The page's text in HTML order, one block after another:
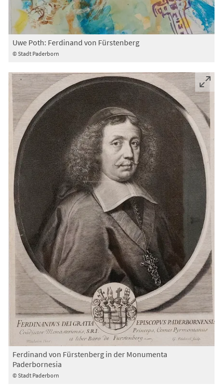
© Stadt Paderborn
Uwe Poth: Ferdinand von Fürstenberg
© Stadt Paderborn
Ferdinand von Fürstenberg in der Monumenta
Paderbornesia